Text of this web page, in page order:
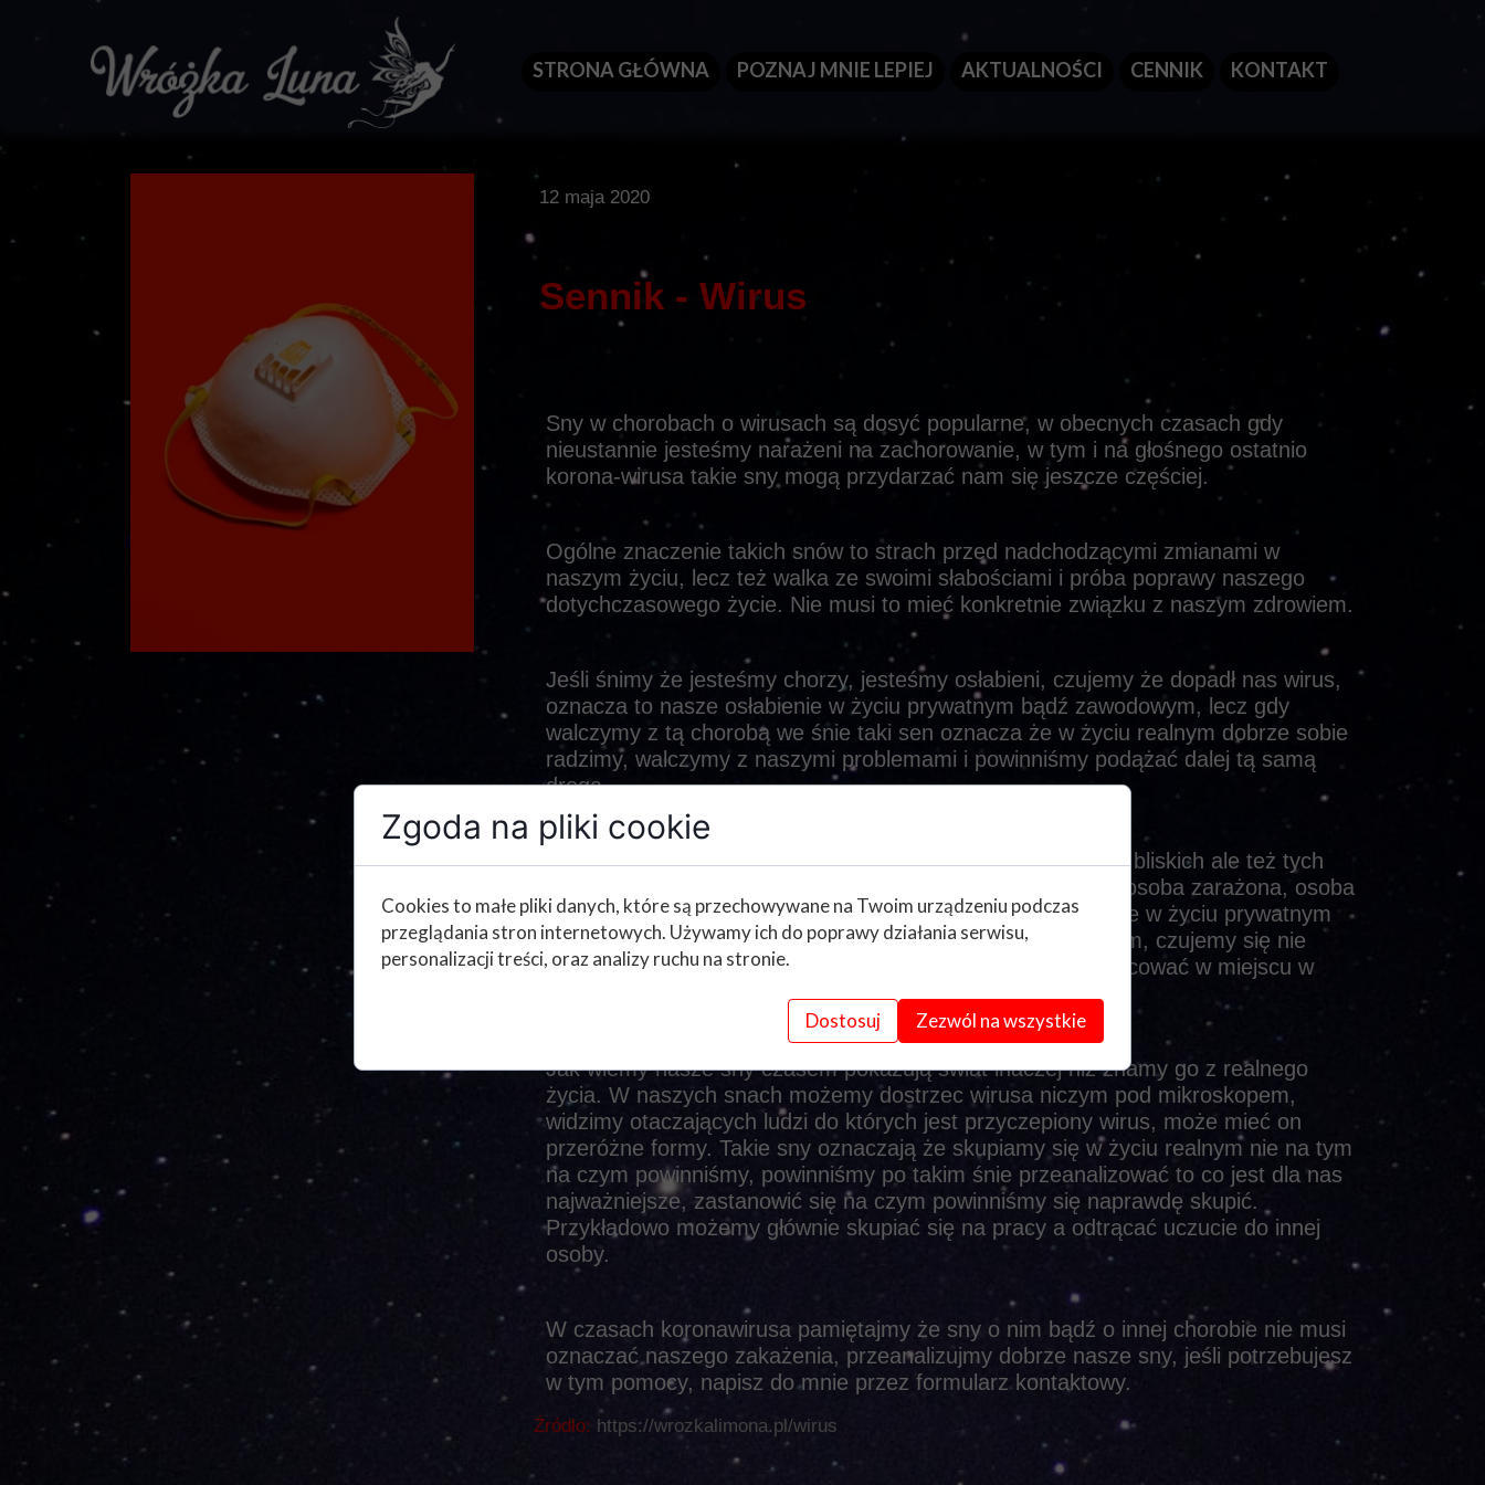
Źródło: https://wrozkalimona.pl/wirus
12 maja 2020
Sennik - Wirus
Sny w chorobach o wirusach są dosyć popularne, w obecnych czasach gdy
nieustannie jesteśmy narażeni na zachorowanie, w tym i na głośnego ostatnio
korona-wirusa takie sny mogą przydarzać nam się jeszcze częściej.
Ogólne znaczenie takich snów to strach przed nadchodzącymi zmianami w
naszym życiu, lecz też walka ze swoimi słabościami i próba poprawy naszego
dotychczasowego życie. Nie musi to mieć konkretnie związku z naszym zdrowiem.
Jeśli śnimy że jesteśmy chorzy, jesteśmy osłabieni, czujemy że dopadł nas wirus,
oznacza to nasze osłabienie w życiu prywatnym bądź zawodowym, lecz gdy
walczymy z tą chorobą we śnie taki sen oznacza że w życiu realnym dobrze sobie
radzimy, walczymy z naszymi problemami i powinniśmy podążać dalej tą samą
drogą.
Nasze sny często są skupione na innych osobach, naszych bliskich ale też tych
których nie znamy. Gdy śniąc widzimy że zbliża się do nas osoba zarażona, osoba
która zagraża naszemu życiu i zdrowiu, taki sen pokazuje że w życiu prywatnym
mamy wiele obaw związanych z naszym życiem zawodowym, czujemy się nie
pewni naszej posady bądź uważamy że nie powinniśmy pracować w miejscu w
Jak wiemy nasze sny czasem pokazują świat inaczej niż znamy go z realnego
życia. W naszych snach możemy dostrzec wirusa niczym pod mikroskopem,
widzimy otaczających ludzi do których jest przyczepiony wirus, może mieć on
przeróżne formy. Takie sny oznaczają że skupiamy się w życiu realnym nie na tym
na czym powinniśmy, powinniśmy po takim śnie przeanalizować to co jest dla nas
najważniejsze, zastanowić się na czym powinniśmy się naprawdę skupić.
Przykładowo możemy głównie skupiać się na pracy a odtrącać uczucie do innej
osoby.
W czasach koronawirusa pamiętajmy że sny o nim bądź o innej chorobie nie musi
oznaczać naszego zakażenia, przeanalizujmy dobrze nasze sny, jeśli potrzebujesz
w tym pomocy, napisz do mnie przez formularz kontaktowy.
STRONA GŁÓWNA POZNAJ MNIE LEPIEJ AKTUALNOŚCI CENNIK KONTAKT
Zgoda na pliki cookie
Cookies to małe pliki danych, które są przechowywane na Twoim urządzeniu podczas
przeglądania stron internetowych. Używamy ich do poprawy działania serwisu,
personalizacji treści, oraz analizy ruchu na stronie.
Dostosuj Zezwól na wszystkie